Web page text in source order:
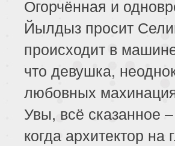
Огорчённая и
Йылдыз просит
происходит в
что девушка,
любовных
Увы, всё сказанное
когда архитектор на